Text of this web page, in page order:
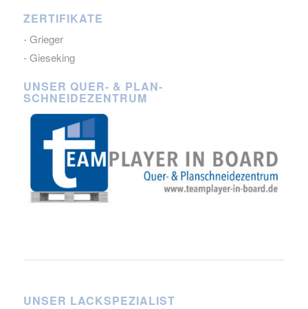
ZERTIFIKATE
- Grieger
- Gieseking
UNSER QUER- & PLAN-
SCHNEIDEZENTRUM
UNSER LACKSPEZIALIST